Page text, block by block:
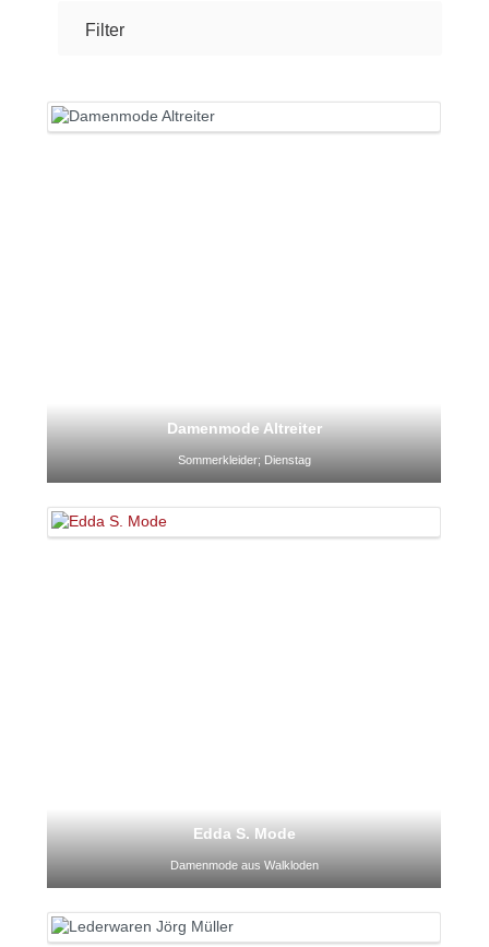
Filter
Damenmode Altreiter
Sommerkleider; Dienstag
Edda S. Mode
Damenmode aus Walkloden